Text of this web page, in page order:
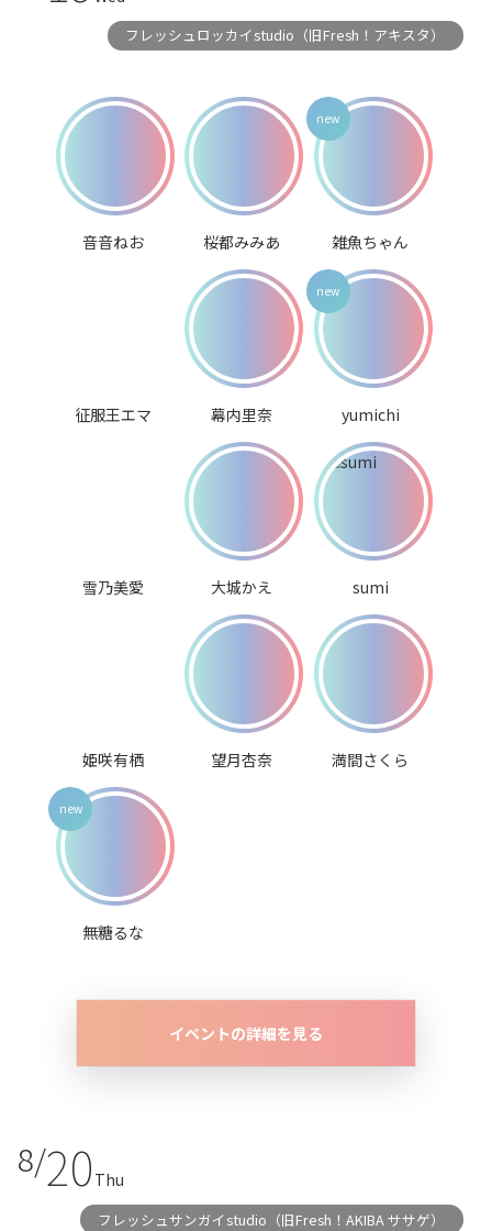
フレッシュロッカイstudio（旧Fresh！アキスタ）
音音ねお 桜都みみあ 雑魚ちゃん
征服王エマ 幕内里奈 yumichi
雪乃美愛 大城かえ sumi
姫咲有栖 望月杏奈 満間さくら
無糖るな
イベントの詳細を見る
8/20 Thu
フレッシュサンガイstudio（旧Fresh！AKIBA ササゲ）